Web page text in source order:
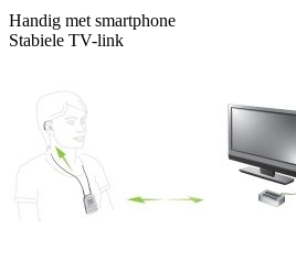
Handig met smartphone
Stabiele TV-link